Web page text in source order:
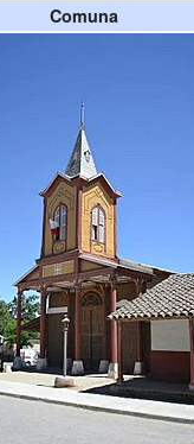
Comuna